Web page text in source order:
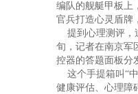
编队的舰艇甲板上
官兵打造心灵盾牌
提到心理测评，
旬，记者在南京军
控器的答题面板分
这个手提箱叫“中
健康评估、心理障